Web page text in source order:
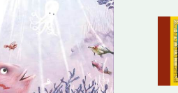
La
partie ( Paris - 2025 )
Plus d'infos